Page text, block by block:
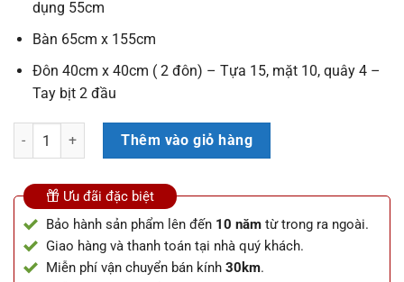
dụng 55cm
Bàn 65cm x 155cm
Đôn 40cm x 40cm ( 2 đôn) – Tựa 15, mặt 10, quây 4 –
Tay bịt 2 đầu
Bộ Sofa Góc L Nguyên Khối Gỗ Gõ Đỏ Pachy Tay Bịt 2 Đầu (Anh
Thêm vào giỏ hàng
Ưu đãi đặc biệt
Bảo hành sản phẩm lên đến 10 năm từ trong ra ngoài.
Giao hàng và thanh toán tại nhà quý khách.
Miễn phí vận chuyển bán kính 30km.